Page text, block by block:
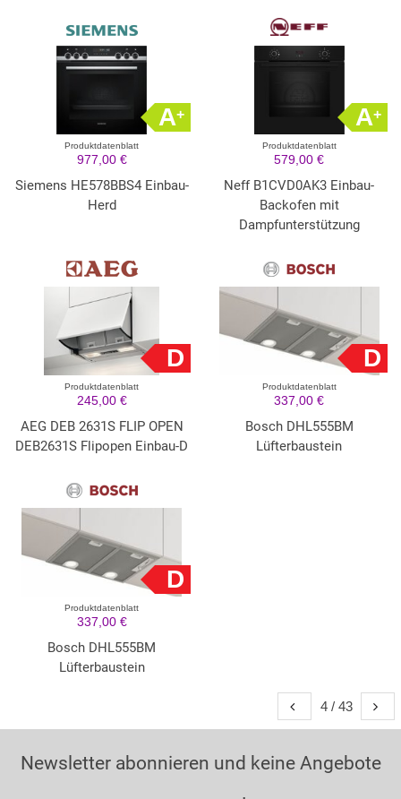
A+
Produktdatenblatt
977,00 €
Siemens HE578BBS4 Einbau-
Herd
A+
Produktdatenblatt
579,00 €
Neff B1CVD0AK3 Einbau-
Backofen mit
Dampfunterstützung
D
Produktdatenblatt
245,00 €
AEG DEB 2631S FLIP OPEN
DEB2631S Flipopen Einbau-D
D
Produktdatenblatt
337,00 €
Bosch DHL555BM
Lüfterbaustein
D
Produktdatenblatt
337,00 €
Bosch DHL555BM
Lüfterbaustein
4 / 43
Newsletter abonnieren und keine Angebote